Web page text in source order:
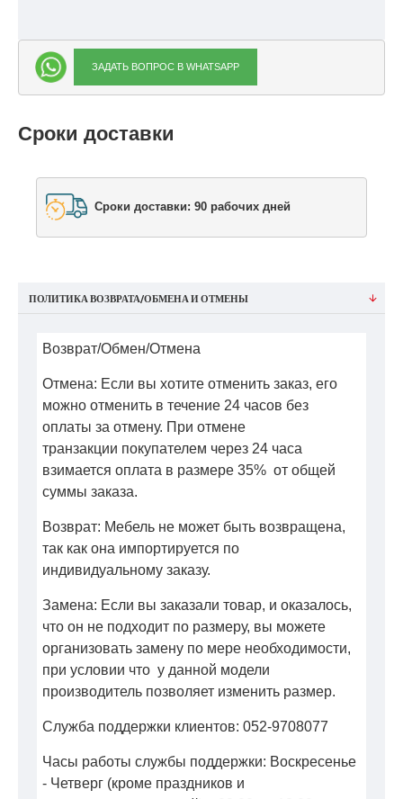
ЗАДАТЬ ВОПРОС В WHATSAPP
Сроки доставки
Сроки доставки: 90 рабочих дней
ПОЛИТИКА ВОЗВРАТА/ОБМЕНА И ОТМЕНЫ
Возврат/Обмен/Отмена
Отмена: Если вы хотите отменить заказ, его
можно отменить в течение 24 часов без
оплаты за отмену. При отмене
транзакции покупателем через 24 часа
взимается оплата в размере 35% от общей
суммы заказа.
Возврат: Мебель не может быть возвращена,
так как она импортируется по
индивидуальному заказу.
Замена: Если вы заказали товар, и оказалось,
что он не подходит по размеру, вы можете
организовать замену по мере необходимости,
при условии что у данной модели
производитель позволяет изменить размер.
Служба поддержки клиентов: 052-9708077
Часы работы службы поддержки: Воскресенье
- Четверг (кроме праздников и